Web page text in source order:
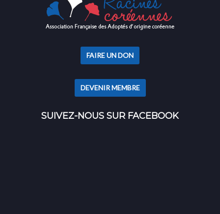
FAIRE UN DON
DEVENIR MEMBRE
SUIVEZ-NOUS SUR FACEBOOK